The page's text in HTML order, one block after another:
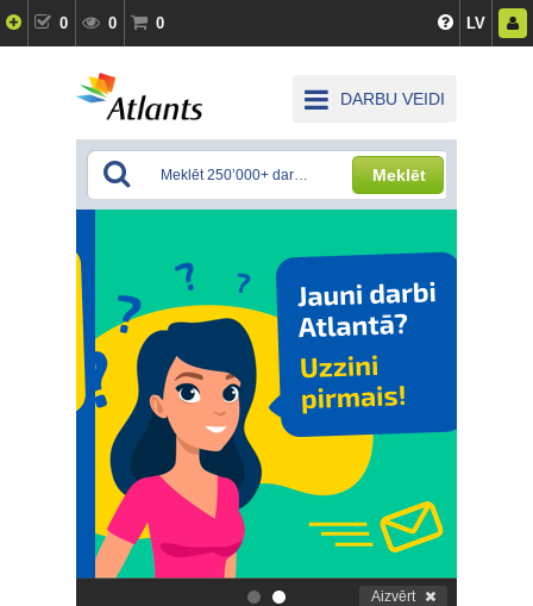
0 0 0 LV
DARBU VEIDI
Meklēt
. Aizvērt